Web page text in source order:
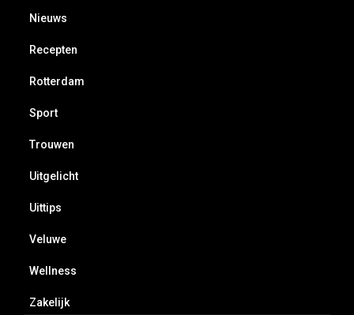
Nieuws
Recepten
Rotterdam
Sport
Trouwen
Uitgelicht
Uittips
Veluwe
Wellness
Zakelijk